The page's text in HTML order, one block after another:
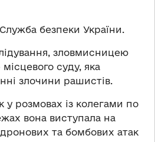
Служба безпеки України.
зловмисницею
суду, яка
злочини рашистів.
у розмовах із колегами по
вона виступала на
та бомбових атак